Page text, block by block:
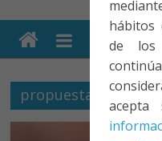
hábitos
de los
propuesta